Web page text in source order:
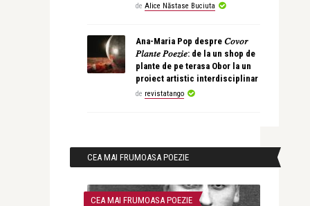
de Alice Năstase Buciuta
Ana-Maria Pop despre 𝐶𝑜𝑣𝑜𝑟
𝑃𝑙𝑎𝑛𝑡𝑒 𝑃𝑜𝑒𝑧𝑖𝑒: de la un shop de
plante de pe terasa Obor la un
proiect artistic interdisciplinar
de revistatango
CEA MAI FRUMOASA POEZIE
CEA MAI FRUMOASA POEZIE